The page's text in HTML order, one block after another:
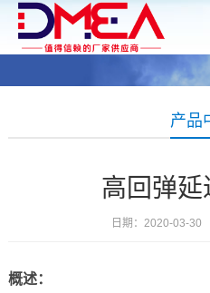
产品
高回弹延
日期：2020-03-30
概述：